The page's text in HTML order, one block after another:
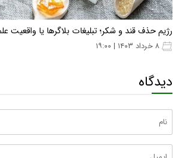
رژیم حذف قند و شکر؛ تبلیغات بلاگرها یا واقعیت
دیدگاه